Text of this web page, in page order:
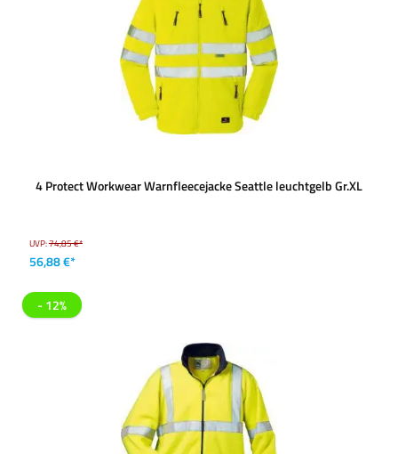
4 Protect Workwear Warnfleecejacke Seattle leuchtgelb Gr.XL
UVP:74,85 €*
56,88 €*
- 12%